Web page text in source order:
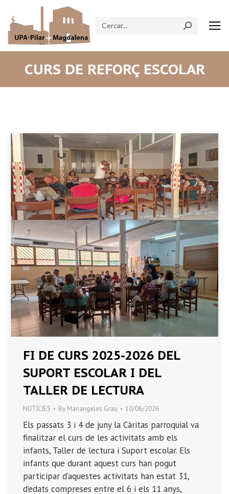
Search:
CURS DE REFORÇ ESCOLAR
FI DE CURS 2025-2026 DEL
SUPORT ESCOLAR I DEL
TALLER DE LECTURA
NOTÍCIES By Mariangeles Grau 10/06/2026
Els passats 3 i 4 de juny la Càritas parroquial va
finalitzar el curs de les activitats amb els
infants, Taller de lectura i Suport escolar. Els
infants que durant aquest curs han pogut
participar d’aquestes activitats han estat 31,
d’edats compreses entre el 6 i els 11 anys,